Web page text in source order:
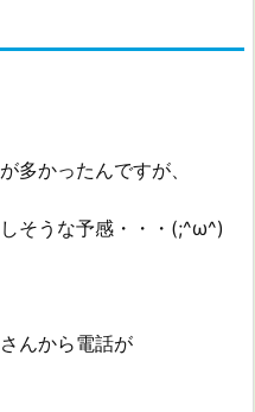
多かったんですが、
そうな予感・・・(;^ω^)
んから電話が